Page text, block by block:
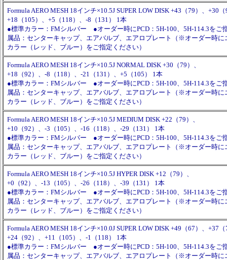
Formula AERO MESH 18インチ×10.5J SUPER LOW DISK +43（79）、+30
+18（105）、+5（118）、-8（131） 1本
●標準カラー：FMシルバー ●オーダー時にPCD：5H-100、5H-114.3を
属品：センターキャップ、エアバルブ、エアロプレート（※オーダー時に
カラー（レッド、ブルー）をご指定ください）
Formula AERO MESH 18インチ×10.5J NORMAL DISK +30（79）、
+18（92）、-8（118）、-21（131）、+5（105） 1本
●標準カラー：FMシルバー ●オーダー時にPCD：5H-100、5H-114.3を
属品：センターキャップ、エアバルブ、エアロプレート（※オーダー時に
カラー（レッド、ブルー）をご指定ください）
Formula AERO MESH 18インチ×10.5J MEDIUM DISK +22（79）、
+10（92）、-3（105）、-16（118）、-29（131） 1本
●標準カラー：FMシルバー ●オーダー時にPCD：5H-100、5H-114.3を
属品：センターキャップ、エアバルブ、エアロプレート（※オーダー時に
カラー（レッド、ブルー）をご指定ください）
Formula AERO MESH 18インチ×10.5J HYPER DISK +12（79）、
+0（92）、-13（105）、-26（118）、-39（131） 1本
●標準カラー：FMシルバー ●オーダー時にPCD：5H-100、5H-114.3を
属品：センターキャップ、エアバルブ、エアロプレート（※オーダー時に
カラー（レッド、ブルー）をご指定ください）
Formula AERO MESH 18インチ×10.0J SUPER LOW DISK +49（67）、+37
+24（92）、+11（105）、-1（118） 1本
●標準カラー：FMシルバー ●オーダー時にPCD：5H-100、5H-114.3を
属品：センターキャップ、エアバルブ、エアロプレート（※オーダー時に